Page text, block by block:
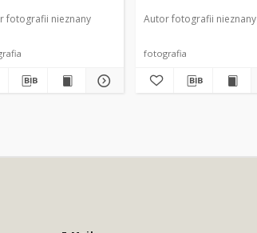
fotografii nieznany Autor fotografii nieznany
fotografia